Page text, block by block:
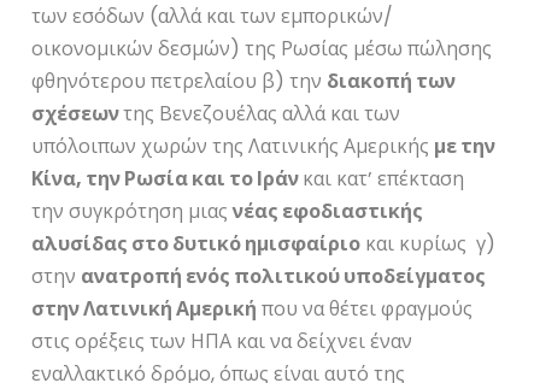
των εσόδων (αλλά και των εμπορικών/
οικονομικών δεσμών) της Ρωσίας μέσω πώλησης
φθηνότερου πετρελαίου β) την διακοπή των
σχέσεωντης Βενεζουέλας αλλά και των
υπόλοιπων χωρών της Λατινικής Αμερικής με την
Κίνα, την Ρωσία και το Ιράνκαι κατ’ επέκταση
την συγκρότηση μιαςνέας εφοδιαστικής
αλυσίδας στο δυτικό ημισφαίριο και κυρίως γ)
στην ανατροπή ενός πολιτικού υποδείγματος
στην Λατινική Αμερική που να θέτει φραγμούς
στις ορέξεις των ΗΠΑ και να δείχνει έναν
εναλλακτικό δρόμο, όπως είναι αυτό της